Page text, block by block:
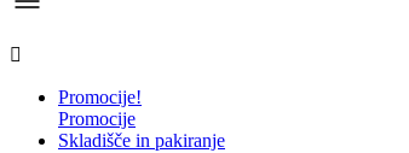

Promocije!
Promocije
Skladišče in pakiranje